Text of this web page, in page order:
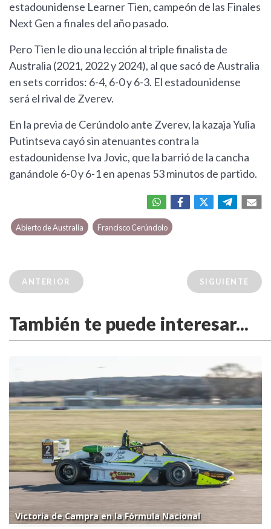
estadounidense Learner Tien, campeón de las Finales
Next Gen a finales del año pasado.
Pero Tien le dio una lección al triple finalista de
Australia (2021, 2022 y 2024), al que sacó de Australia
en sets corridos: 6-4, 6-0 y 6-3. El estadounidense
será el rival de Zverev.
En la previa de Cerúndolo ante Zverev, la kazaja Yulia
Putintseva cayó sin atenuantes contra la
estadounidense Iva Jovic, que la barrió de la cancha
ganándole 6-0 y 6-1 en apenas 53 minutos de partido.
Abierto de Australia Francisco Cerúndolo
ANTERIOR SIGUIENTE
También te puede interesar...
Victoria de Campra en la Fórmula Nacional